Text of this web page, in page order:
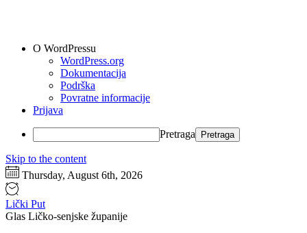
O WordPressu
WordPress.org
Dokumentacija
Podrška
Povratne informacije
Prijava
Pretraga
Skip to the content
Thursday, August 6th, 2026
Lički Put
Glas Ličko-senjske županije